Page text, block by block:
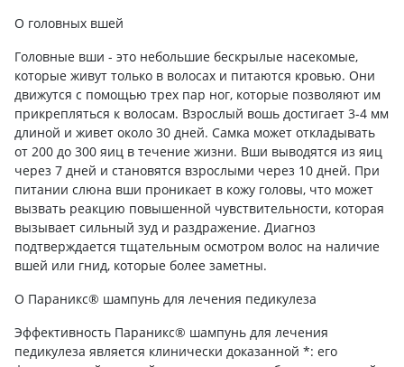
О головных вшей
Головные вши - это небольшие бескрылые насекомые,
которые живут только в волосах и питаются кровью. Они
движутся с помощью трех пар ног, которые позволяют им
прикрепляться к волосам. Взрослый вошь достигает 3-4 мм
длиной и живет около 30 дней. Самка может откладывать
от 200 до 300 яиц в течение жизни. Вши выводятся из яиц
через 7 дней и становятся взрослыми через 10 дней. При
питании слюна вши проникает в кожу головы, что может
вызвать реакцию повышенной чувствительности, которая
вызывает сильный зуд и раздражение. Диагноз
подтверждается тщательным осмотром волос на наличие
вшей или гнид, которые более заметны.
О Параникс® шампунь для лечения педикулеза
Эффективность Параникс® шампунь для лечения
педикулеза является клинически доказанной *: его